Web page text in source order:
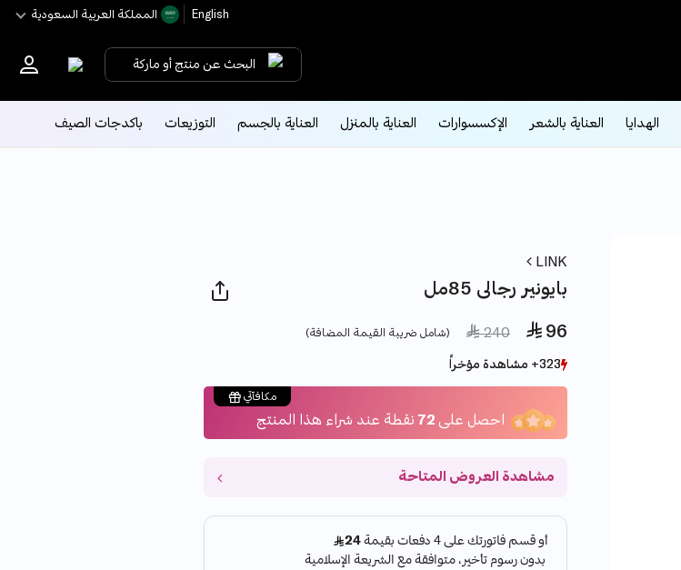
English اﻟﻤﻤﻠﻜﺔ اﻟﻌﺮﺑﻴﺔ اﻟﺴﻌﻮدﻳﺔ
البحث عن منتج أو ماركة
الهدايا العناية بالشعر الإكسسوارات العناية بالمنزل العناية بالجسم التوزيعات باكدجات الصيف
LINK
بايونير رجالى 85مل
 96
Price reduced from
 240
to (شامل ضريبة القيمة المضافة)
323+ مشاهدة مؤخراً
99+ بيع مؤخراً
323+ مشاهدة مؤخراً
99+ بيع مؤخراً
مكافآتي
احصل على72نقطة عند شراء هذا المنتج
مشاهدة العروض المتاحة